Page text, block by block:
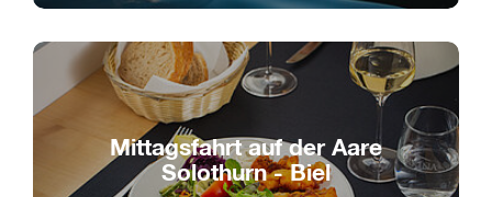
Mittagsfahrt auf der Aare
Solothurn - Biel